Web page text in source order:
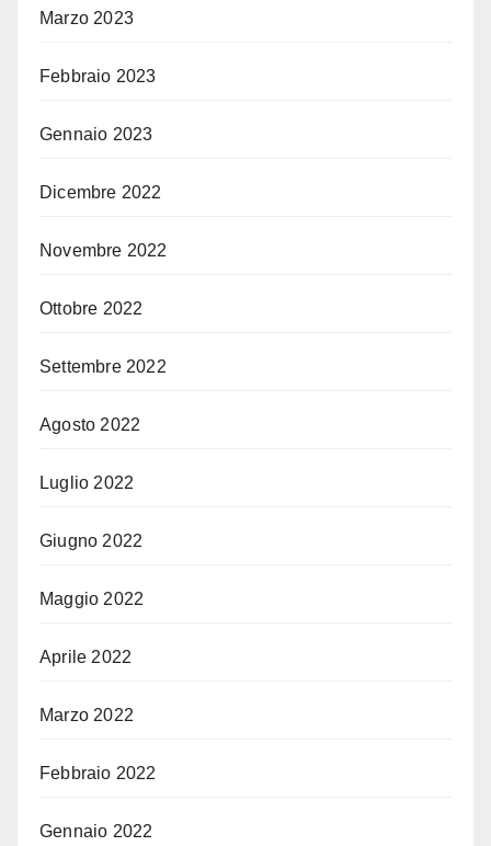
Marzo 2023
Febbraio 2023
Gennaio 2023
Dicembre 2022
Novembre 2022
Ottobre 2022
Settembre 2022
Agosto 2022
Luglio 2022
Giugno 2022
Maggio 2022
Aprile 2022
Marzo 2022
Febbraio 2022
Gennaio 2022